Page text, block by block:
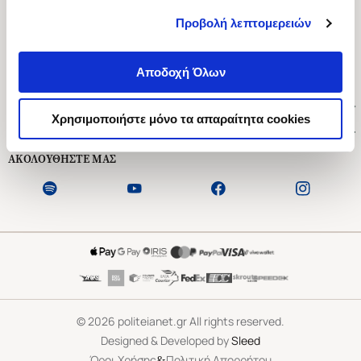
Προβολή λεπτομερειών
Αποδοχή Όλων
Χρησιμοποιήστε μόνο τα απαραίτητα cookies
Ασκληπιού 1-3, Αθήνα 106 79
Δευτέρα - Παρασκευή 09:00-21:00
Εξυπηρέτηση Πελατών
ΑΚΟΛΟΥΘΗΣΤΕ ΜΑΣ
©2026 politeianet.gr All rights reserved.
Designed & Developed bySleed